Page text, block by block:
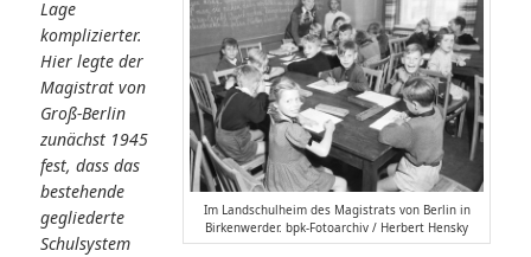
Im Landschulheim des Magistrats von Berlin in
Birkenwerder. bpk-Fotoarchiv / Herbert Hensky
Lage
komplizierter.
Hier legte der
Magistrat von
Groß-Berlin
zunächst 1945
fest, dass das
bestehende
gegliederte
Schulsystem